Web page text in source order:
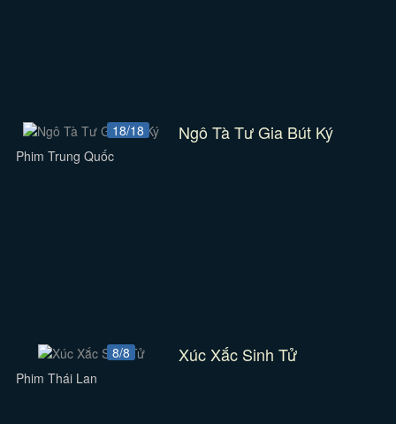
18/18 Ngô Tà Tư Gia Bút Ký
Phim Trung Quốc
8/8 Xúc Xắc Sinh Tử
Phim Thái Lan